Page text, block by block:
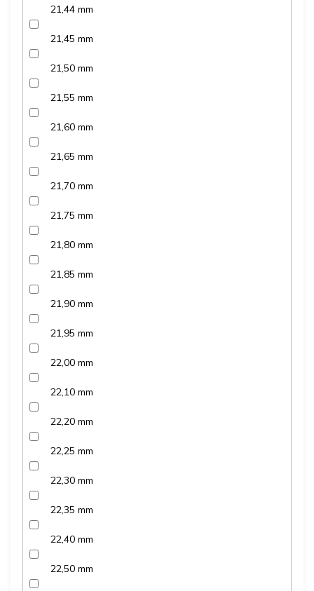
21,44 mm
21,45 mm
21,50 mm
21,55 mm
21,60 mm
21,65 mm
21,70 mm
21,75 mm
21,80 mm
21,85 mm
21,90 mm
21,95 mm
22,00 mm
22,10 mm
22,20 mm
22,25 mm
22,30 mm
22,35 mm
22,40 mm
22,50 mm